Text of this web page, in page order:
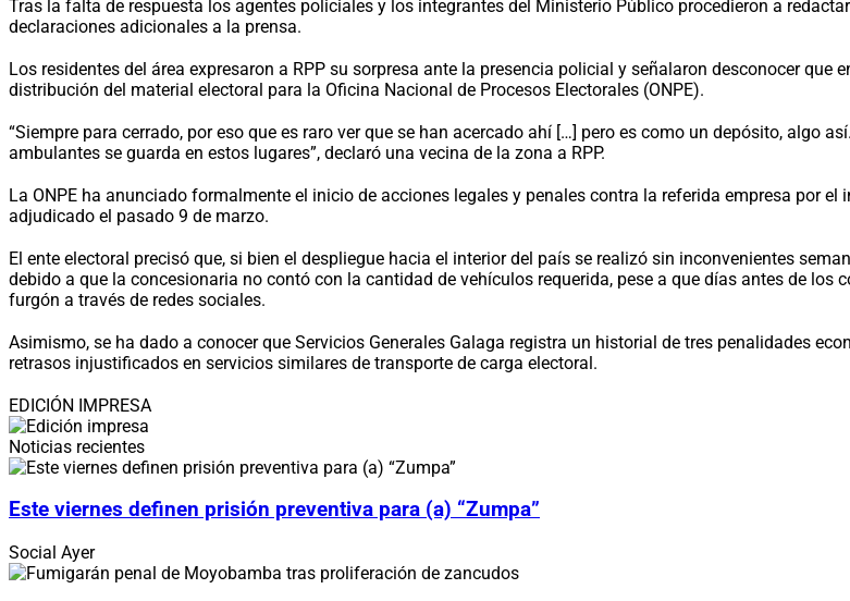
Tras la falta de respuesta los agentes policiales y los integrantes del Ministerio Público procedieron a
declaraciones adicionales a la prensa.
Los residentes del área expresaron a RPP su sorpresa ante la presencia policial y señalaron desconocer
distribución del material electoral para la Oficina Nacional de Procesos Electorales (ONPE).
“Siempre para cerrado, por eso que es raro ver que se han acercado ahí […] pero es como un depósito, algo
ambulantes se guarda en estos lugares”, declaró una vecina de la zona a RPP.
La ONPE ha anunciado formalmente el inicio de acciones legales y penales contra la referida empresa por
adjudicado el pasado 9 de marzo.
El ente electoral precisó que, si bien el despliegue hacia el interior del país se realizó sin inconvenientes
debido a que la concesionaria no contó con la cantidad de vehículos requerida, pese a que días antes de
furgón a través de redes sociales.
Asimismo, se ha dado a conocer que Servicios Generales Galaga registra un historial de tres penalidades
retrasos injustificados en servicios similares de transporte de carga electoral.
EDICIÓN IMPRESA
Noticias recientes
Este viernes definen prisión preventiva para (a) “Zumpa”
Social Ayer